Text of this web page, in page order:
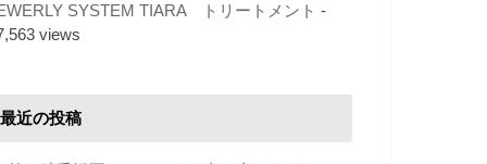
SYSTEM TIARA トリートメント -
views
最近の投稿